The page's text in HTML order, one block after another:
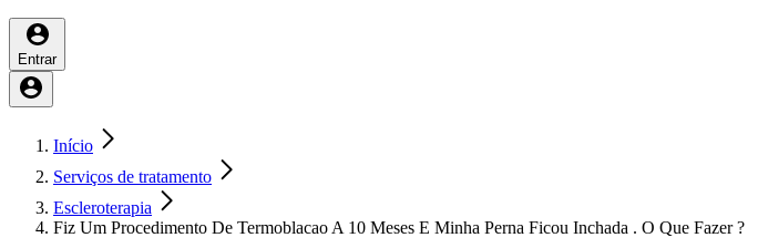
Entrar
Início
Serviços de tratamento
Escleroterapia
Fiz Um Procedimento De Termoblacao A 10 Meses E Minha Perna Ficou Inchada . O Que Fazer ?